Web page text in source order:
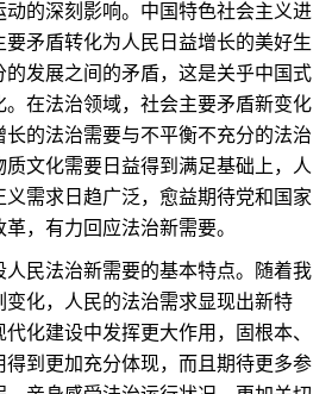
的深刻影响。中国特色社会主义进
要矛盾转化为人民日益增长的美好生
发展之间的矛盾，这是关乎中国式
在法治领域，社会主要矛盾新变化
的法治需要与不平衡不充分的法治
文化需要日益得到满足基础上，人
义需求日趋广泛，愈益期待党和国家
，有力回应法治新需要。
民法治新需要的基本特点。随着我
变化，人民的法治需求显现出新特
化建设中发挥更大作用，固根本、
到更加充分体现，而且期待更多参